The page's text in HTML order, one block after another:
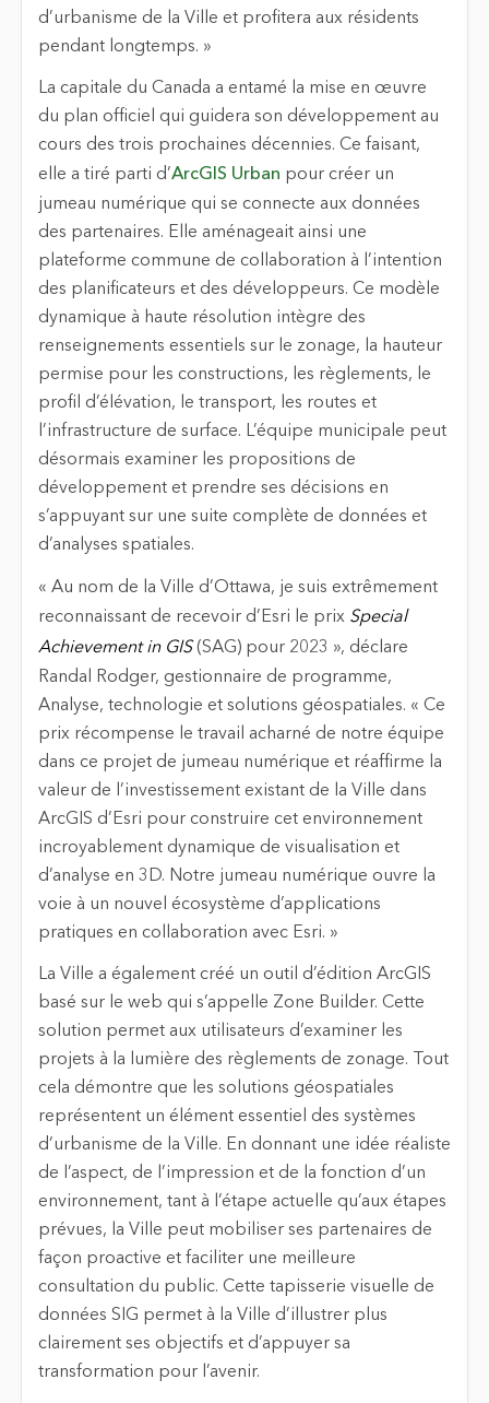
d’urbanisme de la Ville et profitera aux résidents
pendant longtemps. »
La capitale du Canada a entamé la mise en œuvre
du plan officiel qui guidera son développement au
cours des trois prochaines décennies. Ce faisant,
elle a tiré parti d’ArcGIS Urban pour créer un
jumeau numérique qui se connecte aux données
des partenaires. Elle aménageait ainsi une
plateforme commune de collaboration à l’intention
des planificateurs et des développeurs. Ce modèle
dynamique à haute résolution intègre des
renseignements essentiels sur le zonage, la hauteur
permise pour les constructions, les règlements, le
profil d’élévation, le transport, les routes et
l’infrastructure de surface. L’équipe municipale peut
désormais examiner les propositions de
développement et prendre ses décisions en
s’appuyant sur une suite complète de données et
d’analyses spatiales.
« Au nom de la Ville d’Ottawa, je suis extrêmement
reconnaissant de recevoir d’Esri le prix Special
Achievement in GIS (SAG) pour 2023 », déclare
Randal Rodger, gestionnaire de programme,
Analyse, technologie et solutions géospatiales. « Ce
prix récompense le travail acharné de notre équipe
dans ce projet de jumeau numérique et réaffirme la
valeur de l’investissement existant de la Ville dans
ArcGIS d’Esri pour construire cet environnement
incroyablement dynamique de visualisation et
d’analyse en 3D. Notre jumeau numérique ouvre la
voie à un nouvel écosystème d’applications
pratiques en collaboration avec Esri. »
La Ville a également créé un outil d’édition ArcGIS
basé sur le web qui s’appelle Zone Builder. Cette
solution permet aux utilisateurs d’examiner les
projets à la lumière des règlements de zonage. Tout
cela démontre que les solutions géospatiales
représentent un élément essentiel des systèmes
d’urbanisme de la Ville. En donnant une idée réaliste
de l’aspect, de l’impression et de la fonction d’un
environnement, tant à l’étape actuelle qu’aux étapes
prévues, la Ville peut mobiliser ses partenaires de
façon proactive et faciliter une meilleure
consultation du public. Cette tapisserie visuelle de
données SIG permet à la Ville d’illustrer plus
clairement ses objectifs et d’appuyer sa
transformation pour l’avenir.